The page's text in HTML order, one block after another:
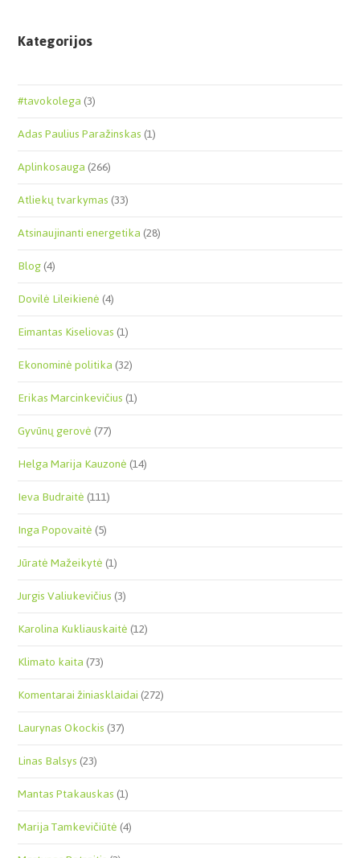
Kategorijos
#tavokolega(3)
Adas Paulius Paražinskas(1)
Aplinkosauga(266)
Atliekų tvarkymas(33)
Atsinaujinanti energetika(28)
Blog(4)
Dovilė Lileikienė(4)
Eimantas Kiseliovas(1)
Ekonominė politika(32)
Erikas Marcinkevičius(1)
Gyvūnų gerovė(77)
Helga Marija Kauzonė(14)
Ieva Budraitė(111)
Inga Popovaitė(5)
Jūratė Mažeikytė(1)
Jurgis Valiukevičius(3)
Karolina Kukliauskaitė(12)
Klimato kaita(73)
Komentarai žiniasklaidai(272)
Laurynas Okockis(37)
Linas Balsys(23)
Mantas Ptakauskas(1)
Marija Tamkevičiūtė(4)